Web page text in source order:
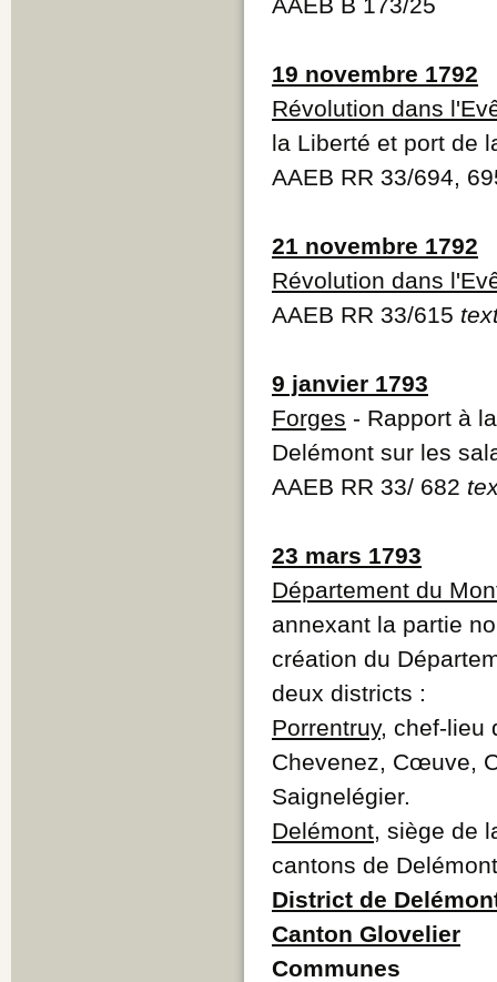
19 novembre 1792
Révolution dans
la Liberté et port de
AAEB RR 33/694,
21 novembre 1792
Révolution dans
AAEB RR 33/615
9 janvier 1793
Forges - Rapport à
Delémont sur les
AAEB RR 33/ 682
23 mars 1793
Département du
annexant la partie
création du
deux districts :
Porrentruy, chef-lieu
Chevenez, Cœuve,
Saignelégier.
Delémont , siège de
cantons de
District de
Canton Glovelier
Communes